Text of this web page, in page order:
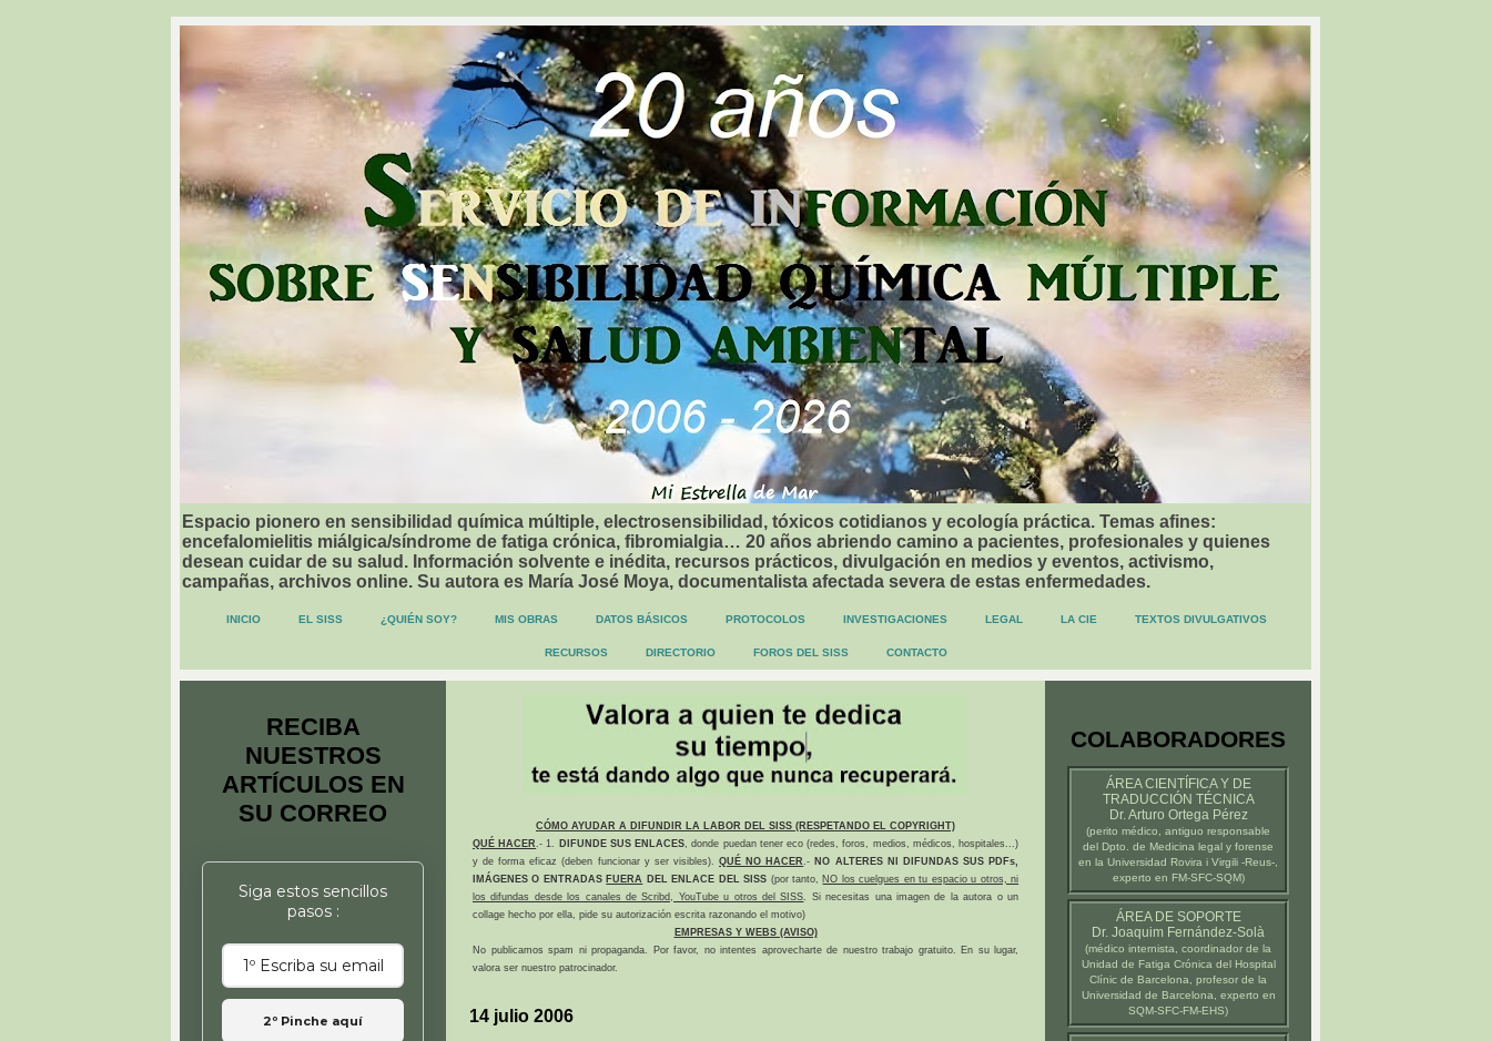
Espacio pionero en sensibilidad química múltiple, electrosensibilidad, tóxicos cotidianos y ecología práctica. Temas afines:
encefalomielitis miálgica/síndrome de fatiga crónica, fibromialgia… 20 años abriendo camino a pacientes, profesionales y quienes
desean cuidar de su salud. Información solvente e inédita, recursos prácticos, divulgación en medios y eventos, activismo,
campañas, archivos online. Su autora es María José Moya, documentalista afectada severa de estas enfermedades.
INICIO EL SISS ¿QUIÉN SOY? MIS OBRAS DATOS BÁSICOS PROTOCOLOS INVESTIGACIONES LEGAL LA CIE TEXTOS DIVULGATIVOS
RECURSOS DIRECTORIO FOROS DEL SISS CONTACTO
CÓMO AYUDAR A DIFUNDIR LA LABOR DEL SISS (RESPETANDO EL COPYRIGHT)
QUÉ HACER.- 1. DIFUNDE SUS ENLACES, donde puedan tener eco (redes, foros, medios, médicos, hospitales...)
y de forma eficaz (deben funcionar y ser visibles).QUÉ NO HACER.- NO ALTERES NI DIFUNDAS SUS PDFs,
IMÁGENES O ENTRADAS FUERA DEL ENLACE DEL SISS (por tanto, NO los cuelgues en tu espacio u otros, ni
los difundas desde los canales de Scribd, YouTube u otros del SISS. Si necesitas una imagen de la autora o un
collage hecho por ella, pide su autorización escrita razonando el motivo)
EMPRESAS Y WEBS (AVISO)
No publicamos spam ni propaganda. Por favor, no intentes aprovecharte de nuestro trabajo gratuito. En su lugar,
valora ser nuestro patrocinador.
14 julio 2006
RECIBA
NUESTROS
ARTÍCULOS EN
SU CORREO
Siga estos sencillos
pasos :
2º Pinche aquí
COLABORADORES
ÁREA CIENTÍFICA Y DE
TRADUCCIÓN TÉCNICA
Dr. Arturo Ortega Pérez
(perito médico , antiguo responsable
del Dpto. de Medicina legal y forense
en la Universidad Rovira i Virgili -Reus-
experto en FM-SFC-SQM)
ÁREA DE SOPORTE
Dr. Joaquim Fernández-Solà
(médico internista, coordinador de la
Unidad de Fatiga Crónica del Hospital
Clínic de Barcelona , profesor de la
Universidad de Barcelona , experto en
SQM-SFC-FM-EHS)